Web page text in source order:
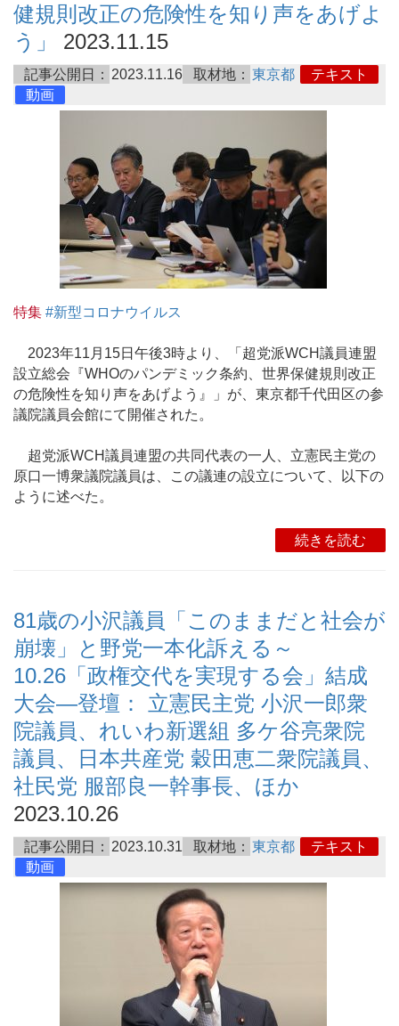
健規則改正の危険性を知り声をあげよ
う」
2023.11.15
記事公開日： 2023.11.16 取材地： 東京都
テキスト
動画
特集 #新型コロナウイルス
2023年11月15日午後3時より、「超党派WCH議員連盟
設立総会『WHOのパンデミック条約、世界保健規則改正
の危険性を知り声をあげよう』」が、東京都千代田区の参
議院議員会館にて開催された。
超党派WCH議員連盟の共同代表の一人、立憲民主党の
原口一博衆議院議員は、この議連の設立について、以下の
ように述べた。
続きを読む
81歳の小沢議員「このままだと社会が
崩壊」と野党一本化訴える～
10.26「政権交代を実現する会」結成
大会―登壇： 立憲民主党 小沢一郎衆
院議員、れいわ新選組 多ケ谷亮衆院
議員、日本共産党 穀田恵二衆院議員、
社民党 服部良一幹事長、ほか
2023.10.26
記事公開日： 2023.10.31 取材地： 東京都
テキスト
動画